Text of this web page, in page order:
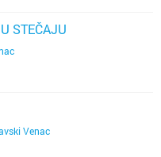
STEČAJU
Venac